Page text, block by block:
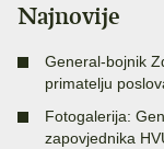
Najnovije
General-bojnik
primatelju
Fotogalerija:
zapovjednika